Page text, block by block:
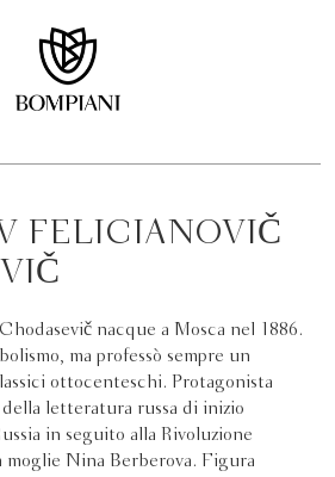
FELICIANOVIČ
nacque a Mosca nel 1886.
ma professò sempre un
ottocenteschi. Protagonista
letteratura russa di inizio
in seguito alla Rivoluzione
moglie Nina Berberova. Figura